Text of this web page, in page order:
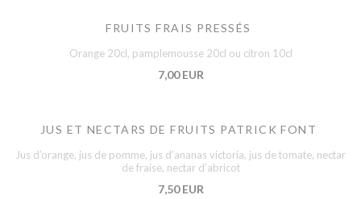
FRUITS FRAIS PRESSÉS
Orange 20cl, pamplemousse 20cl ou citron 10cl
7,00 EUR
JUS ET NECTARS DE FRUITS PATRICK FONT
Jus d’orange, jus de pomme, jus d’ananas victoria, jus de tomate, nectar
de fraise, nectar d’abricot
7,50 EUR